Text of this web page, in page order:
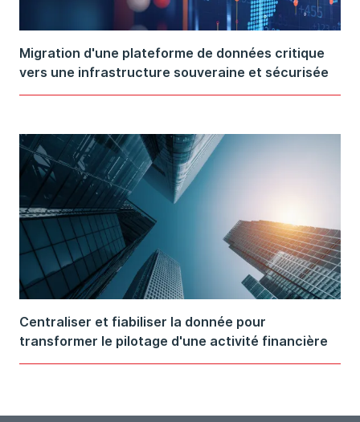
Migration d'une plateforme de données critique
vers une infrastructure souveraine et sécurisée
Centraliser et fiabiliser la donnée pour
transformer le pilotage d'une activité financière